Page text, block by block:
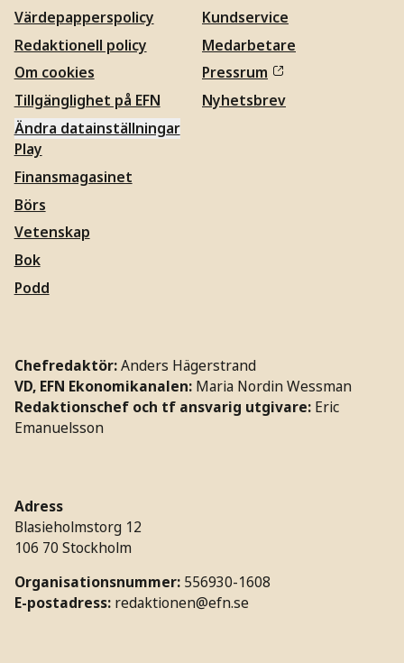
Värdepapperspolicy
Redaktionell policy
Om cookies
Tillgänglighet på EFN
Ändra datainställningar
Kundservice
Medarbetare
Pressrum
Nyhetsbrev
Play
Finansmagasinet
Börs
Vetenskap
Bok
Podd
Chefredaktör:Anders Hägerstrand
VD, EFN Ekonomikanalen: Maria Nordin Wessman
Redaktionschef och tf ansvarig utgivare: Eric
Emanuelsson
Adress
Blasieholmstorg 12
106 70 Stockholm
Organisationsnummer: 556930-1608
E-postadress: redaktionen@efn.se